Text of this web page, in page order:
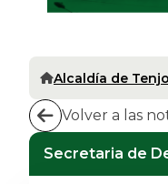
Alcaldía de Tenjo
Volver a las
Secretaria de